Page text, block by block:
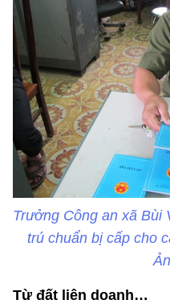
Trưởng Công an xã Bùi
trú chuẩn bị cấp cho
Từ đất liên doanh…